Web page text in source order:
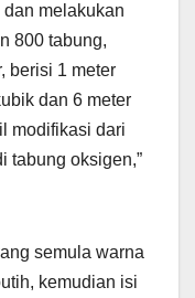
melakukan
800 tabung,
berisi 1 meter
dan 6 meter
modifikasi dari
tabung oksigen,”
semula warna
kemudian isi